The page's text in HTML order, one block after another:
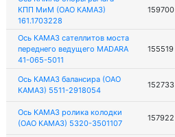
КПП МиМ (ОАО КАМАЗ)
161.1703228
159700
Ось КАМАЗ сателлитов моста
переднего ведущего MADARA
41-065-5011
155519
Ось КАМАЗ балансира (ОАО
КАМАЗ) 5511-2918054
152733
Ось КАМАЗ ролика колодки
(ОАО КАМАЗ) 5320-3501107
157922